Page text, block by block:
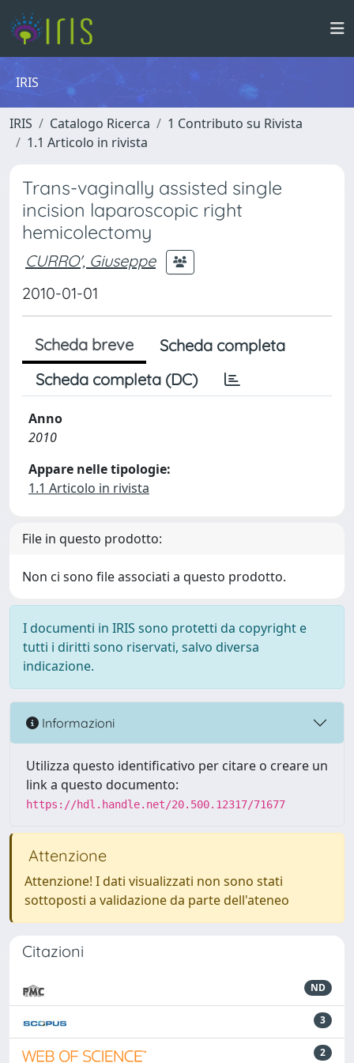
IRIS
IRIS Catalogo Ricerca
1 Contributo su Rivista
1.1 Articolo in rivista
Trans-vaginally assisted single
incision laparoscopic right
hemicolectomy
CURRO', Giuseppe
2010-01-01
Scheda breve
Scheda completa
Scheda completa (DC)
Anno
2010
Appare nelle tipologie:
1.1 Articolo in rivista
File in questo prodotto:
Non ci sono file associati a questo prodotto.
I documenti in IRIS sono protetti da copyright e
tutti i diritti sono riservati, salvo diversa
indicazione.
Informazioni
Utilizza questo identificativo per citare o creare un
link a questo documento:
https://hdl.handle.net/20.500.12317/71677
Attenzione
Attenzione! I dati visualizzati non sono stati
sottoposti a validazione da parte dell'ateneo
Citazioni
ND
3
2